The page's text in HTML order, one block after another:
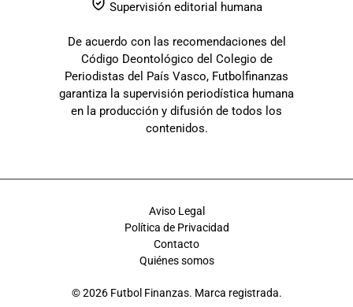
Supervisión editorial humana
De acuerdo con las recomendaciones del
Código Deontológico del Colegio de
Periodistas del País Vasco, Futbolfinanzas
garantiza la supervisión periodística humana
en la producción y difusión de todos los
contenidos.
Aviso Legal
Política de Privacidad
Contacto
Quiénes somos
© 2026 Futbol Finanzas. Marca registrada.